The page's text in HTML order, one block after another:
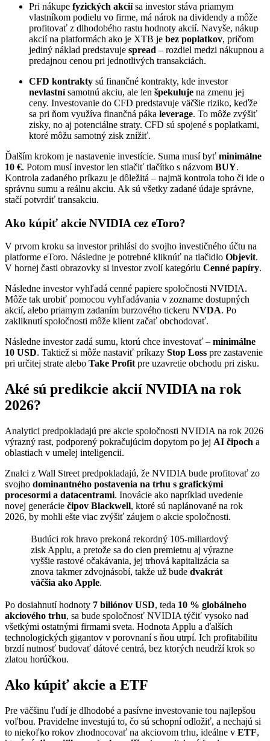
Pri nákupe fyzických akciísa investor stáva priamym
vlastníkom podielu vo firme, má nárok na dividendy a môže
profitovať z dlhodobého rastu hodnoty akcií. Navyše, nákup
akcií na platformách ako je XTB je bez poplatkov, pričom
jediný náklad predstavuje spread – rozdiel medzi nákupnou a
predajnou cenou pri jednotlivých transakciách.
CFD kontrakty sú finančné kontrakty, kde investor
nevlastnísamotnú akciu, ale len špekuluje na zmenu jej
ceny. Investovanie do CFD predstavuje väčšie riziko, keďže
sa pri ňom využíva finančná páka leverage. To môže zvýšiť
zisky, no aj potenciálne straty. CFD sú spojené s poplatkami,
ktoré môžu samotný zisk znížiť.
Ďalším krokom je nastavenie investície. Suma musí byť minimálne
10 €. Potom musí investor len stlačiť tlačítko s názvom BUY.
Kontrola zadaného príkazu je dôležitá – najmä kontrola toho či ide o
správnu sumu a reálnu akciu. Ak sú všetky zadané údaje správne,
stačí potvrdiť transakciu.
Ako kúpiť akcie NVIDIA cez eToro?
V prvom kroku sa investor prihlási do svojho investičného účtu na
platforme eToro. Následne je potrebné kliknúť na tlačidlo Objevit.
V hornej časti obrazovky si investor zvolí kategóriu Cenné papíry.
Následne investor vyhľadá cenné papiere spoločnosti NVIDIA.
Môže tak urobiť pomocou vyhľadávania v zozname dostupných
akcií, alebo priamym zadaním burzového tickeru NVDA. Po
zakliknutí spoločnosti môže klient začať obchodovať.
Následne investor zadá sumu, ktorú chce investovať – minimálne
10 USD. Taktiež si môže nastaviť príkazy Stop Loss pre zastavenie
pri určitej strate alebo Take Profit pre uzavretie obchodu pri zisku.
Aké sú predikcie akcií NVIDIA na rok
2026?
Analytici predpokladajú pre akcie spoločnosti NVIDIA na rok 2026
výrazný rast, podporený pokračujúcim dopytom po jej AI čipoch a
oblastiach v umelej inteligencii.
Znalci z Wall Street predpokladajú, že NVIDIA bude profitovať zo
svojho dominantného postavenia na trhu s grafickými
procesormi a datacentrami. Inovácie ako napríklad uvedenie
novej generácie čipov Blackwell, ktoré sú naplánované na rok
2026, by mohli ešte viac zvýšiť záujem o akcie spoločnosti.
Budúci rok hravo prekoná rekordný 105-miliardový
zisk Applu, a pretože sa do cien premietnu aj výrazne
vyššie rastové očakávania, jej trhová kapitalizácia sa
znova takmer zdvojnásobí, takže už bude dvakrát
väčšia ako Apple.
Po dosiahnutí hodnoty 7 biliónov USD, teda 10 % globálneho
akciového trhu, sa bude spoločnosť NVIDIA týčiť vysoko nad
všetkými ostatnými firmami sveta. Hodnota Applu a ďalších
technologických gigantov v porovnaní s ňou utrpí. Ich profitabilitu
brzdí nutnosť budovať dátové centrá, bez ktorých neudrží krok so
zlatou horúčkou.
Ako kúpiť akcie a ETF
Pre väčšinu ľudí je dlhodobé a pasívne investovanie tou najlepšou
voľbou. Pravidelne investujú to, čo sú schopní odložiť, a nechajú si
to niekoľko rokov zhodnocovať na akciovom trhu, ideálne v ETF,